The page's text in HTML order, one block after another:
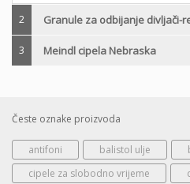
2 Granule za odbijanje divljači-
3 Meindl cipela Nebraska
Česte oznake proizvoda
antifoni balistol ulje
cipele za slobodno vrijeme